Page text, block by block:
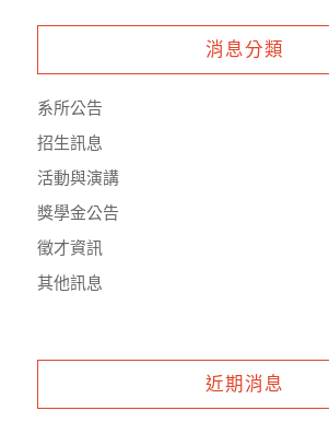
消息分類
系所公告
招生訊息
活動與演講
獎學金公告
徵才資訊
其他訊息
近期消息